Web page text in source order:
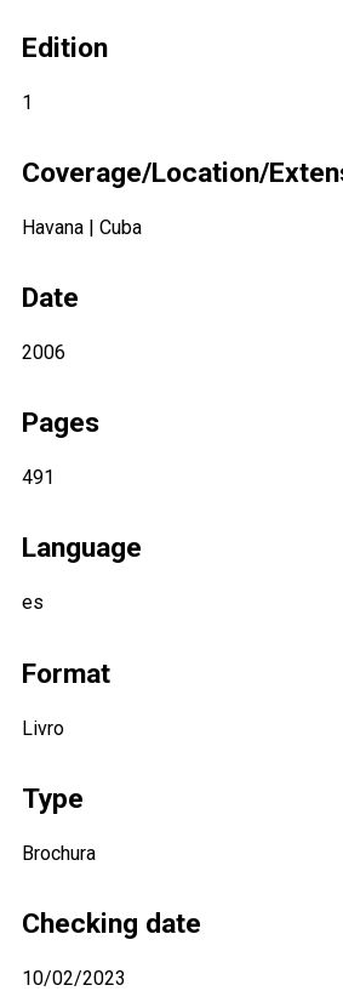
Edition
1
Coverage/Location/
Havana | Cuba
Date
2006
Pages
491
Language
es
Format
Livro
Type
Brochura
Checking date
10/02/2023